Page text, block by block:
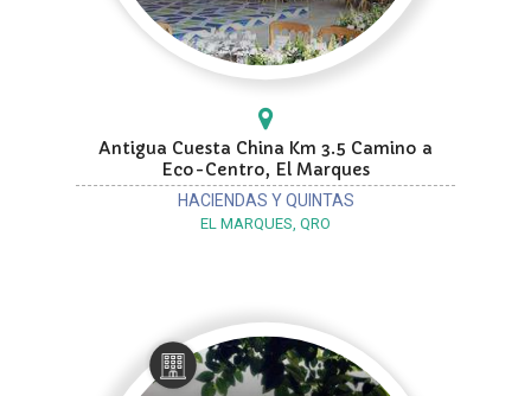
Antigua Cuesta China Km 3.5 Camino a
Eco-Centro, El Marques
HACIENDAS Y QUINTAS
EL MARQUES, QRO